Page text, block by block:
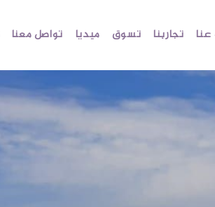
تجاربنا تسوق ميديا تواصل معنا